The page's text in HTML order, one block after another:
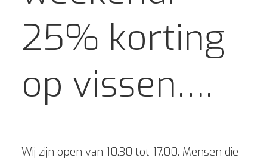
25% korting
op vissen….
Wij zijn open van 10.30 tot 17.00. Mensen die